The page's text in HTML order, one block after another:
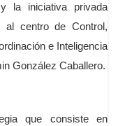
la iniciativa privada
al centro de Control,
e Inteligencia
González Caballero.
que consiste en